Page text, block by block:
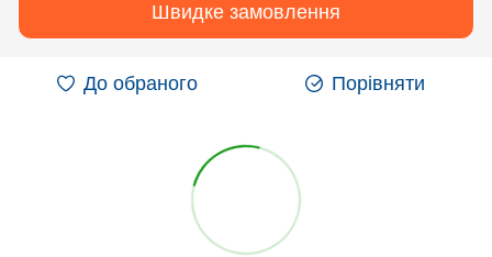
Швидке замовлення
До обраного Порівняти